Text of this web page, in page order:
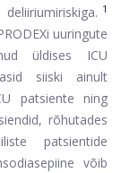
1
uuringute
üldises ICU
siiski ainult
patsiente ning
rõhutades
patsientide
võib